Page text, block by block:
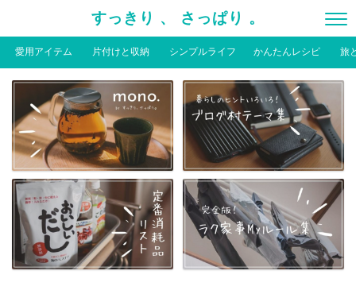
すっきり 、 さっぱり 。
愛用アイテム 片付けと収納 シンプルライフ かんたんレシピ 旅